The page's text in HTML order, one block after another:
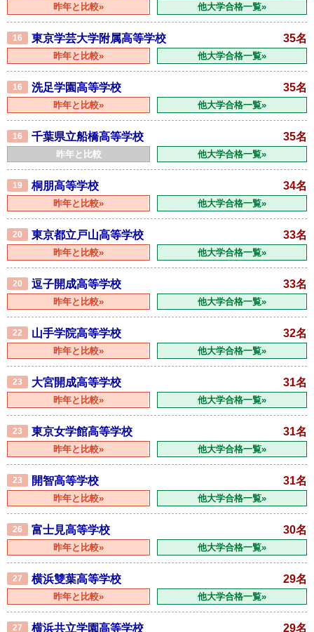
昨年と比較» 他大学合格一覧»
16 東京学芸大学附属高等学校 35名
昨年と比較» 他大学合格一覧»
16 洗足学園高等学校 35名
昨年と比較» 他大学合格一覧»
16 千葉県立船橋高等学校 35名
昨年と比較 他大学合格一覧»
19 桐朋高等学校 34名
昨年と比較» 他大学合格一覧»
20 東京都立戸山高等学校 33名
昨年と比較» 他大学合格一覧»
20 逗子開成高等学校 33名
昨年と比較» 他大学合格一覧»
22 山手学院高等学校 32名
昨年と比較» 他大学合格一覧»
23 大宮開成高等学校 31名
昨年と比較» 他大学合格一覧»
23 東京女学館高等学校 31名
昨年と比較» 他大学合格一覧»
23 開智高等学校 31名
昨年と比較» 他大学合格一覧»
26 富士見高等学校 30名
昨年と比較» 他大学合格一覧»
27 横浜雙葉高等学校 29名
昨年と比較» 他大学合格一覧»
27 横浜共立学園高等学校 29名